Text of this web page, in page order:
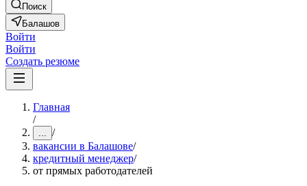
Поиск
Балашов
Войти
Войти
Создать резюме
Главная
/
... /
вакансии в Балашове/
кредитный менеджер/
от прямых работодателей